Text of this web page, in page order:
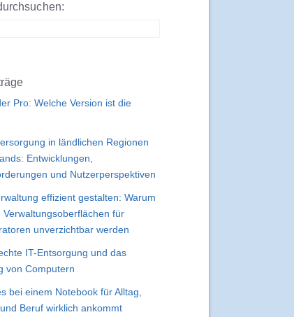
Pro: Welche Version ist die
in ländlichen Regionen
Entwicklungen,
und Nutzerperspektiven
effizient gestalten: Warum
Verwaltungsoberflächen für
unverzichtbar werden
IT-Entsorgung und das
von Computern
bei einem Notebook für Alltag,
Beruf wirklich ankommt